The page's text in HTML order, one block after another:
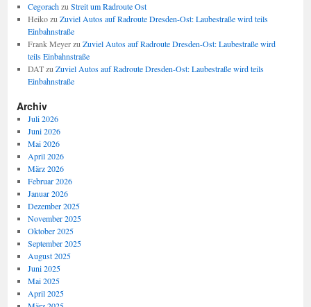
Cegorachzu Streit um Radroute Ost
Heikozu Zuviel Autos auf Radroute Dresden-Ost: Laubestraße wird teils
Einbahnstraße
Frank Meyerzu Zuviel Autos auf Radroute Dresden-Ost: Laubestraße wird
teils Einbahnstraße
DATzu Zuviel Autos auf Radroute Dresden-Ost: Laubestraße wird teils
Einbahnstraße
Archiv
Juli 2026
Juni 2026
Mai 2026
April 2026
März 2026
Februar 2026
Januar 2026
Dezember 2025
November 2025
Oktober 2025
September 2025
August 2025
Juni 2025
Mai 2025
April 2025